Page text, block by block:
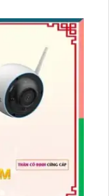
sạc đạt chuẩn
bỉ trong mọi